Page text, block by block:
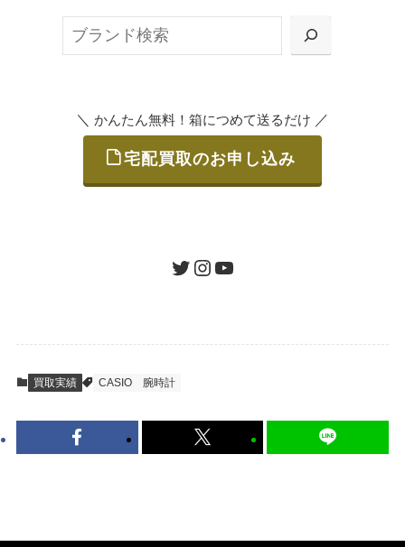
または梱包材不要の「集荷申込」からお選び
ご発送
査定結果のご承認 / 入金
到着即日に査定いたします。買取金額にご納
得いただければ、最短即日の入金が可能で
＼ かんたん無料！箱につめて送るだけ ／
宅配買取のお申し込み
ツイッターインスタグラムユーチューブ
買取実績 CASIO 腕時計